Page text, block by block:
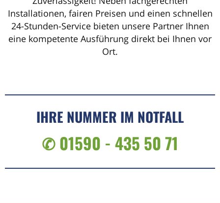
Installationen, fairen Preisen und einen schnellen
24-Stunden-Service bieten unsere Partner Ihnen
eine kompetente Ausführung direkt bei Ihnen vor
Ort.
IHRE NUMMER IM NOTFALL
✆ 01590 - 435 50 71